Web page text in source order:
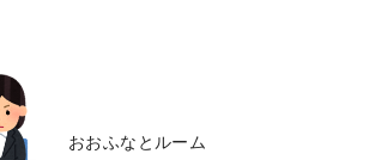
おおふなとルーム